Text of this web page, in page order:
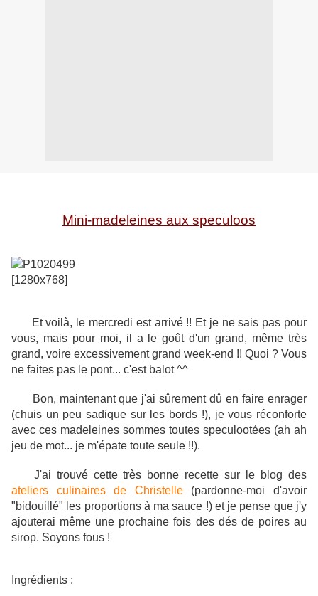
Mini-madeleines aux speculoos
Et voilà, le mercredi est arrivé !! Et je ne sais pas pour
vous, mais pour moi, il a le goût d'un grand, même très
grand, voire excessivement grand week-end !! Quoi ? Vous
ne faites pas le pont... c'est balot ^^
Bon, maintenant que j'ai sûrement dû en faire enrager
(chuis un peu sadique sur les bords !), je vous réconforte
avec ces madeleines sommes toutes speculootées (ah ah
jeu de mot... je m'épate toute seule !!).
J'ai trouvé cette très bonne recette sur le blog des
ateliers culinaires de Christelle(pardonne-moi d'avoir
"bidouillé" les proportions à ma sauce !) et je pense que j'y
ajouterai même une prochaine fois des dés de poires au
sirop. Soyons fous !
Ingrédients :